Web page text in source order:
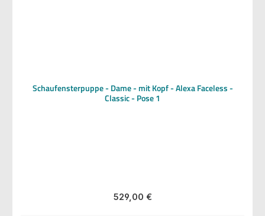
Schaufensterpuppe - Dame - mit Kopf - Alexa Faceless -
Classic - Pose 1
Regulärer Preis:
529,00 €